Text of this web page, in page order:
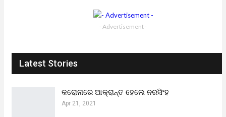
- Advertisement -
Latest Stories
କରୋନାରେ ଆକ୍ରାନ୍ତ ହେଲେ ନରସିଂହ
Apr 21, 2021